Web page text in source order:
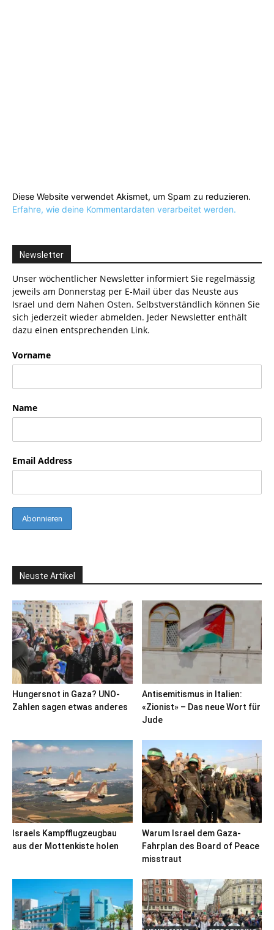
Diese Website verwendet Akismet, um Spam zu reduzieren.
Erfahre, wie deine Kommentardaten verarbeitet werden.
Newsletter
Unser wöchentlicher Newsletter informiert Sie regelmässig
jeweils am Donnerstag per E-Mail über das Neuste aus
Israel und dem Nahen Osten. Selbstverständlich können Sie
sich jederzeit wieder abmelden. Jeder Newsletter enthält
dazu einen entsprechenden Link.
Vorname
Name
Email Address
Neuste Artikel
Hungersnot in Gaza? UNO-
Zahlen sagen etwas anderes
Antisemitismus in Italien:
«Zionist» – Das neue Wort für
Jude
Israels Kampfflugzeugbau
aus der Mottenkiste holen
Warum Israel dem Gaza-
Fahrplan des Board of Peace
misstraut